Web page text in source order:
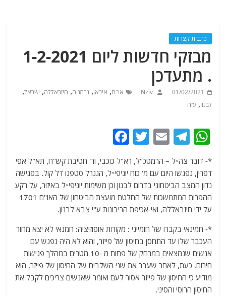
כתבות קצרות
מבזקי חדשות ליום 1-2-2021
. מתעדכן
01/02/2021
Nziv או"ם, איראן, גרמניה, חיזבאללה, ישראל,
לבנון,עזה
W
at
s
A
p
p
T
el
e
g
ra
m
E
ai
l
T
itt
er
c
e
b
o
o
k
*- דובר צה״ל – ‏הרמטכ"ל, רא"ל כוכבי, ור' חטיבת קש"ח, תא"ל אפי
דפרין, נפגשו היום עם מ' כוח יוניפי״ל, הגנרל סטפנו דל קול. בפגישה
נדון המצב הביטחוני בדרום לבנון וכן משימות יוניפי״ל באיזור, על רקע
ההפרות המתמשכות של החלטת מועצת הביטחון של האו"ם 1701
על ידי חיזבאללה, ואי-אכיפת הריבונות ע"י צבא לבנון.
*- חמינאי בקברו של חומייני : מקורות אופוזיציה: חמנאי לא יצא מחור
העכבר שלו עד התחסן בחיסון של פייזר, והוא לא היה נפגש עם
אנשים שנמצאים במרחק של פחות מ -10 מטרים במהלך פגישות
חירום. כעת, לאחר שעבר את שני השלבים של החיסון של פייזר, הוא
מודיע כי החיסון של פייזר אסור לעם ואומר שאנשים צריכים לקבל את
החיסון הרוסי והסיני.